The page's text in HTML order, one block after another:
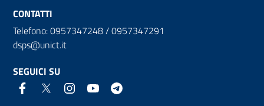
CONTATTI
Telefono: 0957347248 / 0957347291
dsps@unict.it
SEGUICI SU